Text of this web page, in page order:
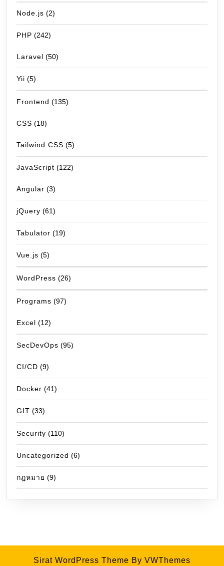
Node.js (2)
PHP (242)
Laravel (50)
Yii (5)
Frontend (135)
CSS (18)
Tailwind CSS (5)
JavaScript (122)
Angular (3)
jQuery (61)
Tabulator (19)
Vue.js (5)
WordPress (26)
Programs (97)
Excel (12)
SecDevOps (95)
CI/CD (9)
Docker (41)
GIT (33)
Security (110)
Uncategorized (6)
กฎหมาย (9)
Sirat WordPress Theme By VWThemes